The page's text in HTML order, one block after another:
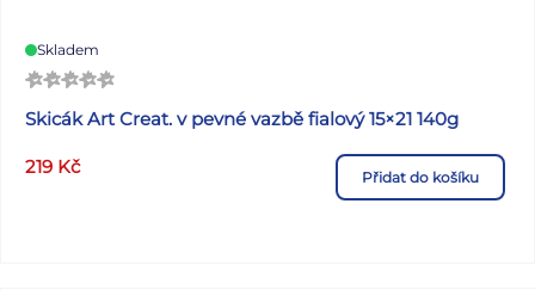
Skladem
Skicák Art Creat. v pevné vazbě fialový 15×21 140g
219 Kč Přidat do košíku